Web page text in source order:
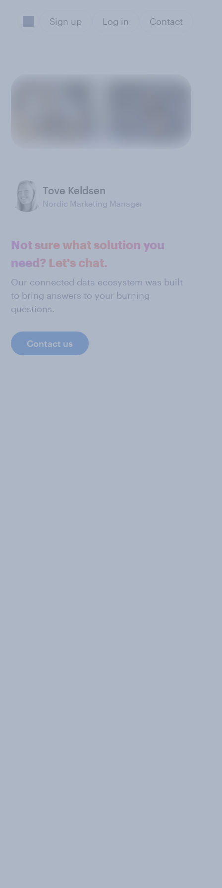
Sign up Log in Contact
Tove Keldsen
Nordic Marketing Manager
Not sure what solution you
need? Let's chat.
Our connected data ecosystem was built
to bring answers to your burning
questions.
Contact us